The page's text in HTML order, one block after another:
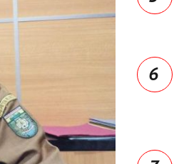
6